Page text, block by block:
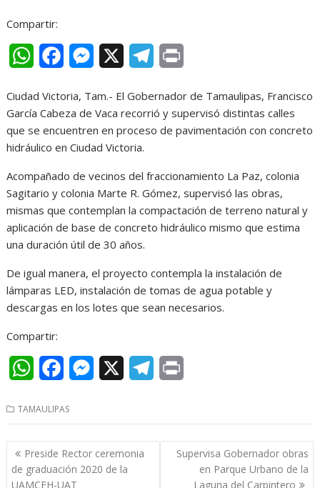
Compartir:
W
a
t
s
A
p
p
c
e
b
o
o
k
M
s
s
e
n
g
e
r
l
e
r
a
m
i
n
Ciudad Victoria, Tam.- El Gobernador de Tamaulipas, Francisco
García Cabeza de Vaca recorrió y supervisó distintas calles
que se encuentren en proceso de pavimentación con concreto
hidráulico en Ciudad Victoria.
Acompañado de vecinos del fraccionamiento La Paz, colonia
Sagitario y colonia Marte R. Gómez, supervisó las obras,
mismas que contemplan la compactación de terreno natural y
aplicación de base de concreto hidráulico mismo que estima
una duración útil de 30 años.
De igual manera, el proyecto contempla la instalación de
lámparas LED, instalación de tomas de agua potable y
descargas en los lotes que sean necesarios.
Compartir:
W
a
t
s
c
e
b
M
s
e
e
n
TAMAULIPAS
Navegación
de
Preside Rector ceremonia
de graduación 2020 de la
UAMCEH-UAT
Supervisa Gobernador obras
en Parque Urbano de la
Laguna del Carpintero